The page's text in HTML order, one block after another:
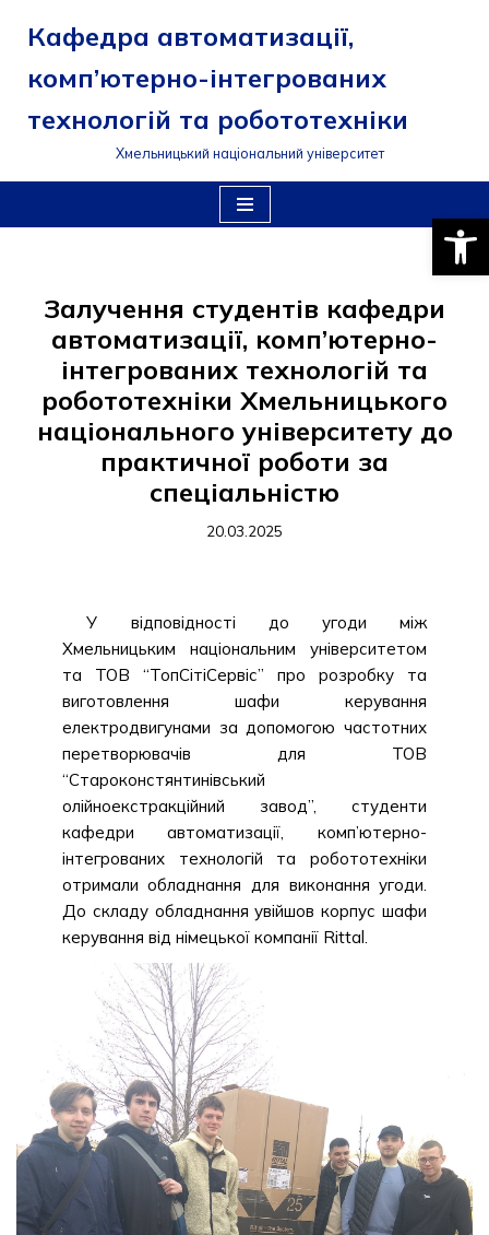
Перейти
до
вмісту
Кафедра автоматизації,
комп’ютерно-інтегрованих
технологій та робототехніки
Хмельницький національний університет
Залучення студентів кафедри
автоматизації, комп’ютерно-
інтегрованих технологій та
робототехніки Хмельницького
національного університету до
практичної роботи за
спеціальністю
20.03.2025
У відповідності до угоди між
Хмельницьким національним університетом
та ТОВ “ТопСітіСервіс” про розробку та
виготовлення шафи керування
електродвигунами за допомогою частотних
перетворювачів для ТОВ
“Староконстянтинівський
олійноекстракційний завод”, студенти
кафедри автоматизації, комп’ютерно-
інтегрованих технологій та робототехніки
отримали обладнання для виконання угоди.
До складу обладнання увійшов корпус шафи
керування від німецької компанії Rittal.